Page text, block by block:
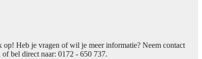
op! Heb je vragen of wil je meer informatie? Neem contact
of bel direct naar: 0172 - 650 737.